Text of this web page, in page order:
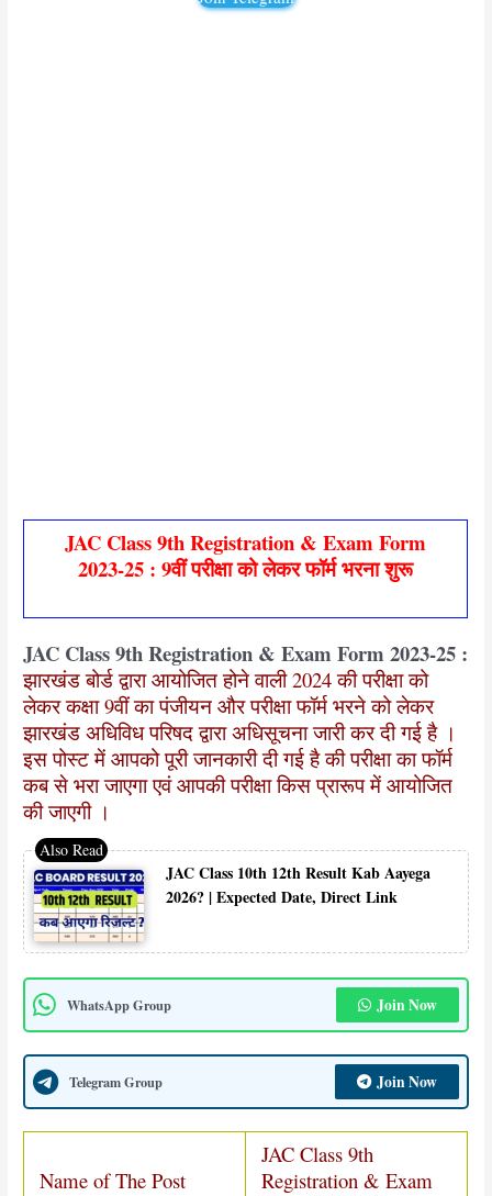
JAC Class 9th Registration & Exam Form
2023-25 : 9वीं परीक्षा को लेकर फॉर्म भरना शुरू
JAC Class 9th Registration & Exam Form 2023-25 :
झारखंड बोर्ड द्वारा आयोजित होने वाली 2024 की परीक्षा को
लेकर कक्षा 9वीं का पंजीयन और परीक्षा फॉर्म भरने को लेकर
झारखंड अधिविध परिषद द्वारा अधिसूचना जारी कर दी गई है ।
इस पोस्ट में आपको पूरी जानकारी दी गई है की परीक्षा का फॉर्म
कब से भरा जाएगा एवं आपकी परीक्षा किस प्रारूप में आयोजित
की जाएगी ।
JAC Class 10th 12th Result Kab Aayega
2026? | Expected Date, Direct Link
WhatsApp Group Join Now
Telegram Group Join Now
Name of The Post
JAC Class 9th
Registration & Exam